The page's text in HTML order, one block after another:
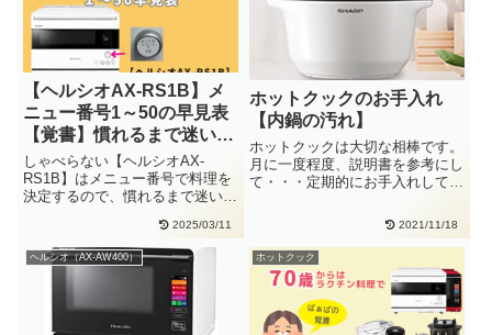
【ヘルシオAX-RS1B】メ
ニュー番号1～50の早見表
【覚書】慣れるまで迷いま
す。
しゃべらない【ヘルシオAX-
RS1B】はメニュー番号で料理を
決定するので、慣れるまで迷いま
2025/03/11
ホットクックのお手入れ
【内鍋の汚れ】
ホットクックは大切な相棒です。
月に一度程度、説明書を参考にし
て・・・定期的にお手入れしてい
2021/11/18
ヘルシオ（AX-AW400） ホットクック